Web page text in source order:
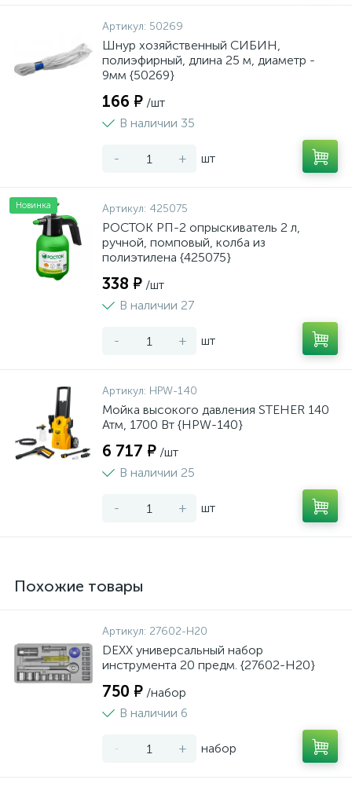
Артикул: 50269
Шнур хозяйственный СИБИН,
полиэфирный, длина 25 м, диаметр -
9мм {50269}
166 ₽ /шт
В наличии 35
- + шт
Новинка Артикул: 425075
РОСТОК РП-2 опрыскиватель 2 л,
ручной, помповый, колба из
полиэтилена {425075}
338 ₽ /шт
В наличии 27
- + шт
Артикул: HPW-140
Мойка высокого давления STEHER 140
Атм, 1700 Вт {HPW-140}
6 717 ₽ /шт
В наличии 25
- + шт
Похожие товары
Артикул: 27602-H20
DEXX универсальный набор
инструмента 20 предм. {27602-H20}
750 ₽ /набор
В наличии 6
- + набор